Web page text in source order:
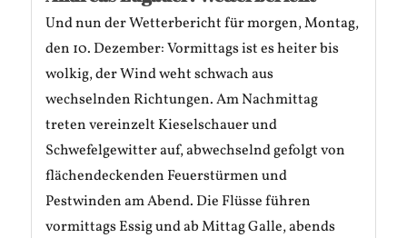
Und nun der Wetterbericht für morgen, Montag,
den 10. Dezember: Vormittags ist es heiter bis
wolkig, der Wind weht schwach aus
wechselnden Richtungen. Am Nachmittag
treten vereinzelt Kieselschauer und
Schwefelgewitter auf, abwechselnd gefolgt von
flächendeckenden Feuerstürmen und
Pestwinden am Abend. Die Flüsse führen
vormittags Essig und ab Mittag Galle, abends